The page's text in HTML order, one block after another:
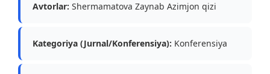
Avtorlar: Shermamatova Zaynab Azimjon qizi
Kategoriya (Jurnal/Konferensiya): Konferensiya